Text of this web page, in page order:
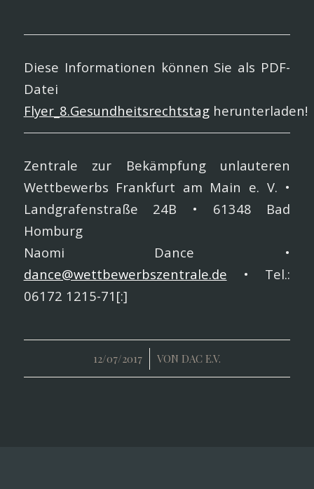
Diese Informationen können Sie als PDF-
Datei
Flyer_8.Gesundheitsrechtstagherunterladen!
Zentrale zur Bekämpfung unlauteren
Wettbewerbs Frankfurt am Main e. V. •
Landgrafenstraße 24B • 61348 Bad
Homburg
Naomi Dance •
dance@wettbewerbszentrale.de • Tel.:
06172 1215-71[:]
12/07/2017
/ VON DAC E.V.